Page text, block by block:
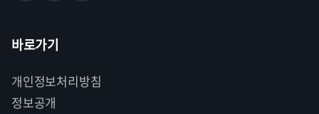
바로가기
개인정보처리방침
정보공개